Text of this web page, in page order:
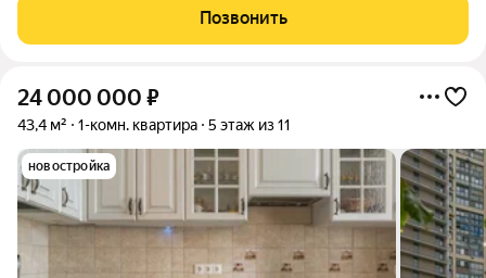
электрика, трубы. Финишная отделка выполнена из
качественных материалов. Все выглядит
Позвонить
24 000 000 ₽
43,4 м² 1-комн. квартира 5 этаж из 11
новостройка